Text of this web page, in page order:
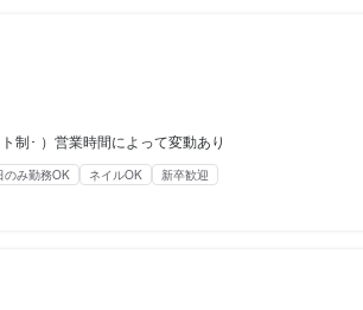
制･ ）営業時間によって変動あり
のみ勤務OK ネイルOK
新卒歓迎
、健康保険、労災保険）
喫煙専用室あり）
あり 独立支援制度あり 独立実績あり
、健康保険、労災保険）